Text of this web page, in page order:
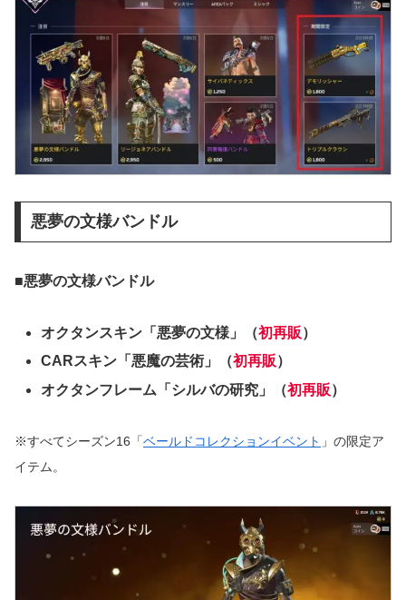
悪夢の文様バンドル
■悪夢の文様バンドル
オクタンスキン「悪夢の文様」（初再販）
CARスキン「悪魔の芸術」（初再販）
オクタンフレーム「シルバの研究」（初再販）
※すべてシーズン16「ベールドコレクションイベント 」の限定ア
イテム。